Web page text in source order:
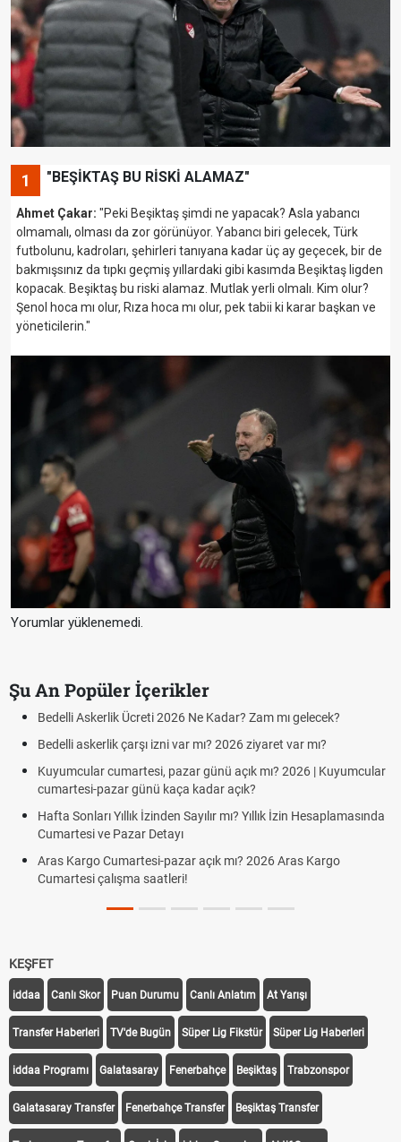
1 "BEŞİKTAŞ BU RİSKİ ALAMAZ"
Ahmet Çakar: "Peki Beşiktaş şimdi ne yapacak? Asla yabancı
olmamalı, olması da zor görünüyor. Yabancı biri gelecek, Türk
futbolunu, kadroları, şehirleri tanıyana kadar üç ay geçecek, bir de
bakmışsınız da tıpkı geçmiş yıllardaki gibi kasımda Beşiktaş ligden
kopacak. Beşiktaş bu riski alamaz. Mutlak yerli olmalı. Kim olur?
Şenol hoca mı olur, Rıza hoca mı olur, pek tabii ki karar başkan ve
yöneticilerin."
Yorumlar yüklenemedi.
Şu An Popüler İçerikler
Hazırlık Maçı ve Dostluk Maçı Nedir? Resmî Maçlardan Farkları
Süper Lig Kaç Hafta ve Toplam Kaç Maç Oynanır?
Türkiye'de Transfer Dönemi Ne Zaman Başlıyor ve Bitiyor?
TFF Yabancı Oyuncu Kuralı Nedir? Güncel Sezonda Nasıl
Uygulanıyor?
PFDK Nedir? PFDK Açılımı, Görevleri ve Karar Süreci
iddaa Canlı Skor
Transfer Haberleri TV'de Bugün Süper Lig Fikstür Süper Lig Haberleri
iddaa Programı Galatasaray Fenerbahçe Beşiktaş Trabzonspor
Galatasaray Transfer Fenerbahçe Transfer Beşiktaş Transfer
Trabzonspor Transfer Canlı İzle iddaa Sonuçları Aktif Sayaç